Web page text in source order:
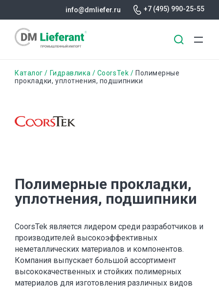
info@dmliefer.ru +7 (495) 990-25-55
Строка
Каталог Гидравлика CoorsTek
Полимерные
прокладки, уплотнения, подшипники
Полимерные прокладки,
уплотнения, подшипники
CoorsTek является лидером среди разработчиков и
производителей высокоэффективных
неметаллических материалов и компонентов.
Компания выпускает большой ассортимент
высококачественных и стойких полимерных
материалов для изготовления различных видов